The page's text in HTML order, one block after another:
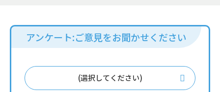
アンケート:ご意見をお聞かせください
(選択してください)